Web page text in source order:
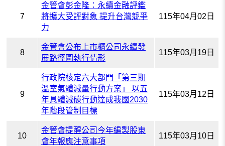
7
金管會彭金隆：永續金融評鑑
將擴大受評對象 提升台灣競爭
力
115年04月02日
8
金管會公布上市櫃公司永續發
展路徑圖執行情形
115年03月19日
9
行政院核定六大部門「第三期
溫室氣體減量行動方案」 以五
年具體減碳行動達成我國2030
年階段管制目標
115年03月12日
10
金管會提醒公司今年編製股東
會年報應注意事項
115年03月10日